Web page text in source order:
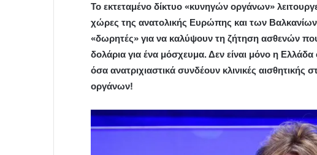
Το εκτεταμένο δίκτυο «κυνηγών οργάνων»
χώρες της ανατολικής Ευρώπης και των
«δωρητές» για να καλύψουν τη ζήτηση ασθενών
δολάρια για ένα μόσχευμα. Δεν είναι μόνο η
όσα ανατριχιαστικά συνδέουν κλινικές
οργάνων!